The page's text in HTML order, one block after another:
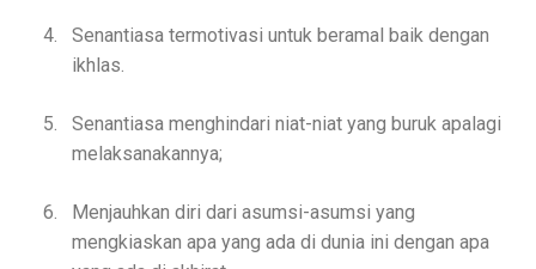
4.
Senantiasa termotivasi untuk beramal baik dengan
ikhlas.
5.
Senantiasa menghindari niat-niat yang buruk apalagi
melaksanakannya;
6.
Menjauhkan diri dari asumsi-asumsi yang
mengkiaskan apa yang ada di dunia ini dengan apa